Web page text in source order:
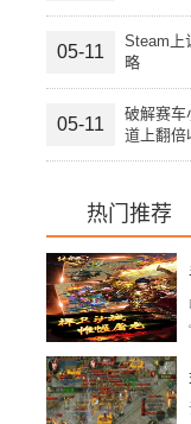
05-11
Steam上
略
05-11
破解赛车
道上翻倍
热门推荐